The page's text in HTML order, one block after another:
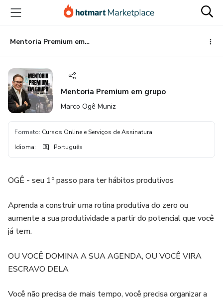
para
conteúdo
principal
para
pagamento
para
rodapé
Mentoria Premium em grupo
Mentoria Premium em grupo
Marco Ogê Muniz
Formato: Cursos Online e Serviços de Assinatura
Idioma: Português
OGÊ - seu 1º passo para ter hábitos produtivos
Aprenda a construir uma rotina produtiva do zero ou
aumente a sua produtividade a partir do potencial que você
já tem.
OU VOCÊ DOMINA A SUA AGENDA, OU VOCÊ VIRA
ESCRAVO DELA
Você não precisa de mais tempo, você precisa organizar a